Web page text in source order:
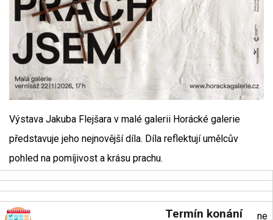
Výstava Jakuba Flejšara v malé galerii Horácké galerie
představuje jeho nejnovější díla. Díla reflektují umělcův
pohled na pomíjivost a krásu prachu.
Termín konání ne